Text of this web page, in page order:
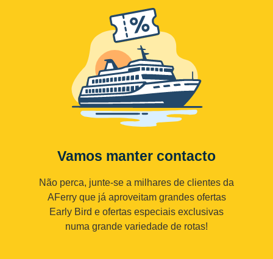
Vamos manter contacto
Não perca, junte-se a milhares de clientes da
AFerry que já aproveitam grandes ofertas
Early Bird e ofertas especiais exclusivas
numa grande variedade de rotas!